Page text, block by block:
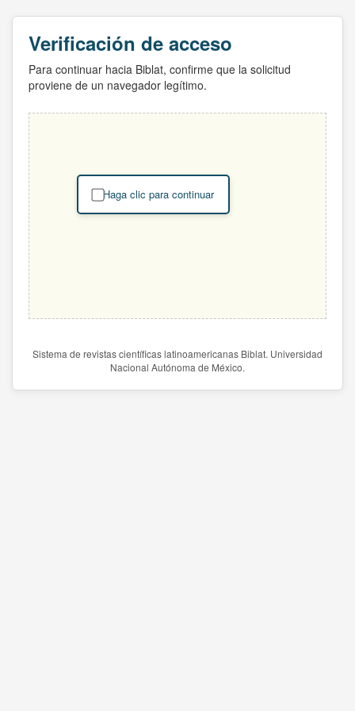
Verificación de acceso
Para continuar hacia Biblat, confirme que la solicitud
proviene de un navegador legítimo.
Haga clic para continuar
Sistema de revistas científicas latinoamericanas Biblat. Universidad
Nacional Autónoma de México.